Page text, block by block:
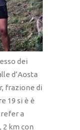
dei
d’Aosta
frazione di
19 si è è
a
2 km con